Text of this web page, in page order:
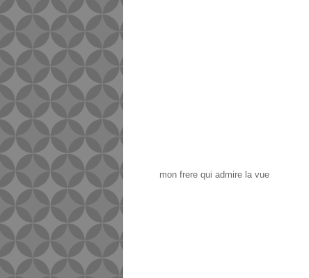
mon frere qui admire la vue